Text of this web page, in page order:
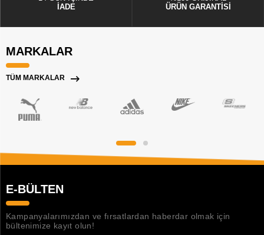
İADE
ÜRÜN GARANTİSİ
MARKALAR
TÜM MARKALAR
E-BÜLTEN
Kampanyalarımızdan ve fırsatlardan haberdar olmak için
bültenimize kayıt olun!